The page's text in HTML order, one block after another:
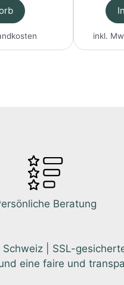
inkl.
Beratung
| SSL-
eine faire und